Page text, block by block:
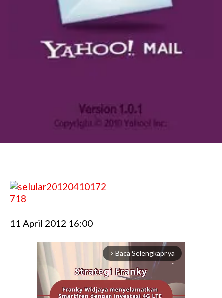
11 April 2012 16:00
arrow_forward_ios Baca Selengkapnya